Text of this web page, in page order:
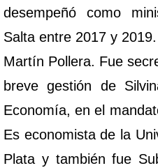
desempeñó como
Salta entre 2017 y 2019.
Martín Pollera. Fue
breve gestión de
Economía, en el
Es economista de la
Plata y también fue